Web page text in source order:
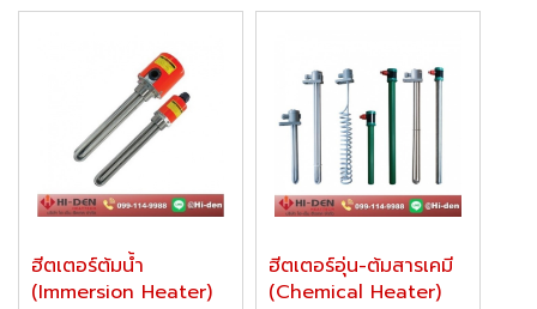
ฮีตเตอร์ต้มน้ำ
(Immersion Heater)
ฮีตเตอร์อุ่น-ต้มสารเคมี
(Chemical Heater)